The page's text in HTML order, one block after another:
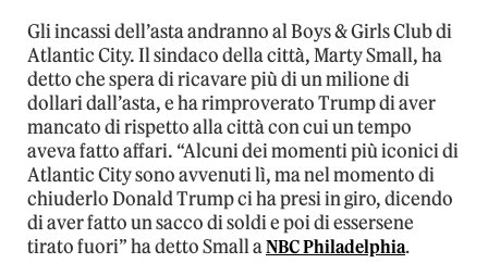
Gli incassi dell’asta andranno al Boys & Girls Club di
Atlantic City. Il sindaco della città, Marty Small, ha
detto che spera di ricavare più di un milione di
dollari dall’asta, e ha rimproverato Trump di aver
mancato di rispetto alla città con cui un tempo
aveva fatto affari. “Alcuni dei momenti più iconici di
Atlantic City sono avvenuti lì, ma nel momento di
chiuderlo Donald Trump ci ha presi in giro, dicendo
di aver fatto un sacco di soldi e poi di essersene
tirato fuori” ha detto Small aNBC Philadelphia.